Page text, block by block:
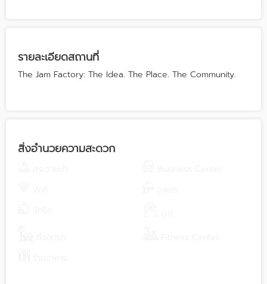
รายละเอียดสถานที่
The Jam Factory: The Idea. The Place. The Community.
สิ่งอำนวยความสะดวก